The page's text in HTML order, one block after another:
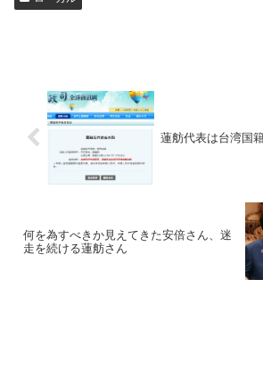
蓮舫代表は台湾国
何を為すべきか見えてきた安倍さん、迷
走を続ける蓮舫さん